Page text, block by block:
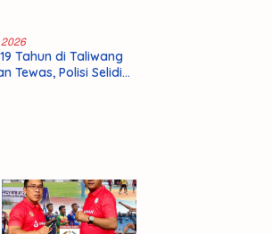
Tahun di Taliwang
Tewas, Polisi Selidiki